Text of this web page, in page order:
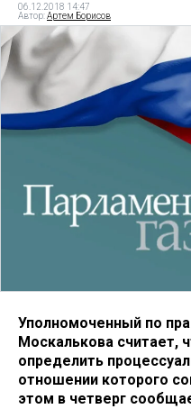
06.12.2018 14:47
Автор:Артем Борисов
Уполномоченный по
Москалькова считает,
определить
отношении которого
этом в четверг